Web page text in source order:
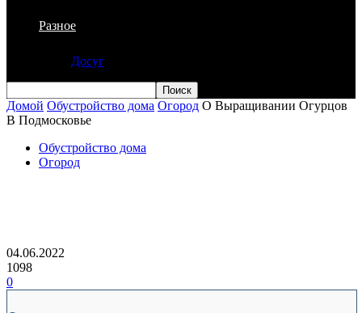
Разное
Досуг
Домой Обустройство дома Огород О Выращивании Огурцов
В Подмосковье
Обустройство дома
Огород
04.06.2022
1098
0